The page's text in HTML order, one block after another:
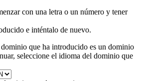
con una letra o un número y tener
e inténtalo de nuevo.
que ha introducido es un dominio
seleccione el idioma del dominio que